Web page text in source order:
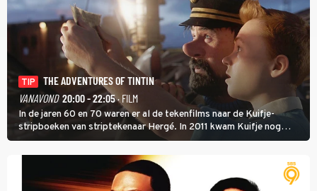
TIP
THE ADVENTURES OF TINTIN
VANAVOND 20:00 - 22:05· FILM
In de jaren 60 en 70 waren er al de tekenfilms naar de Kuifje-
stripboeken van striptekenaar Hergé. In 2011 kwam Kuifje nog
meer tot leven in The Adventures of Tintin van Steven Spielberg.